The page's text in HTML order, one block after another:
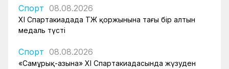
Спорт 08.08.2026
XI Спартакиадада ҚТЖ қоржынына тағы бір алтын
медаль түсті
Спорт 08.08.2026
«Самұрық-Қазына» XI Спартакиадасында жүзуден